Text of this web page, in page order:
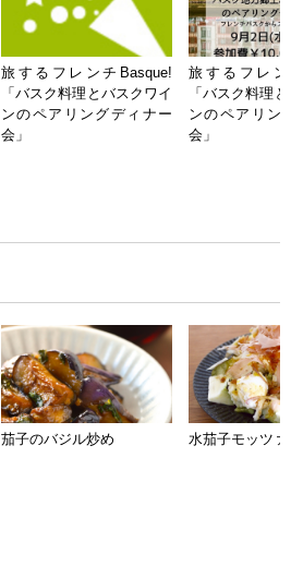
旅するフレンチBasque!
「バスク料理とバスクワイ
ンのペアリングディナー
会」
旅するフレン
「バスク料理
ンのペアリン
会」
茄子のバジル炒め 水茄子モッツァ